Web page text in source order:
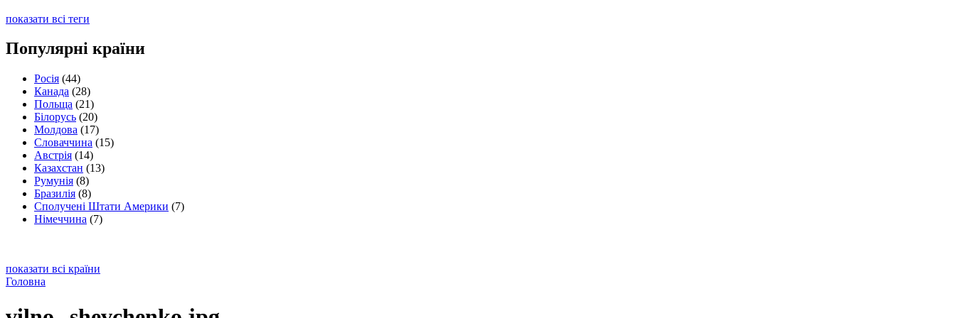
показати всі теги
Популярні країни
Росія (44)
Канада (28)
Польща (21)
Білорусь (20)
Молдова (17)
Словаччина (15)
Австрія (14)
Казахстан (13)
Румунія (8)
Бразилія (8)
Сполучені Штати Америки (7)
Німеччина (7)
показати всі країни
Головна